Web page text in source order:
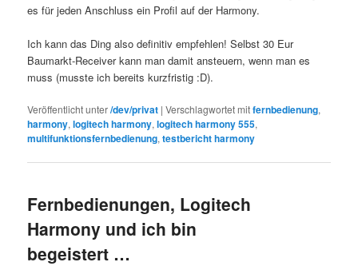
es für jeden Anschluss ein Profil auf der Harmony.
Ich kann das Ding also definitiv empfehlen! Selbst 30 Eur
Baumarkt-Receiver kann man damit ansteuern, wenn man es
muss (musste ich bereits kurzfristig :D).
Veröffentlicht unter/dev/privat |Verschlagwortet mitfernbedienung,
harmony,logitech harmony,logitech harmony 555,
multifunktionsfernbedienung,testbericht harmony
Fernbedienungen, Logitech
Harmony und ich bin
begeistert …